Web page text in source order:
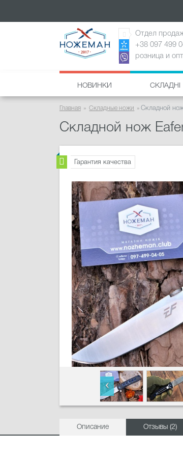
Отдел
+38 097 499
розница и опт
НОВИНКИ СКЛАДНІ
Главная Складные ножи Складной
Складной нож
Гарантия качества
Описание Отзывы (2)